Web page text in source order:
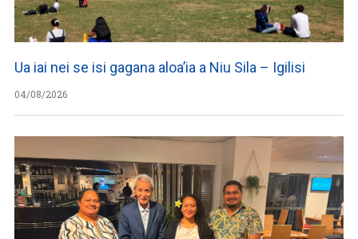
Ua iai nei se isi gagana aloa’ia a Niu Sila – Igilisi
04/08/2026